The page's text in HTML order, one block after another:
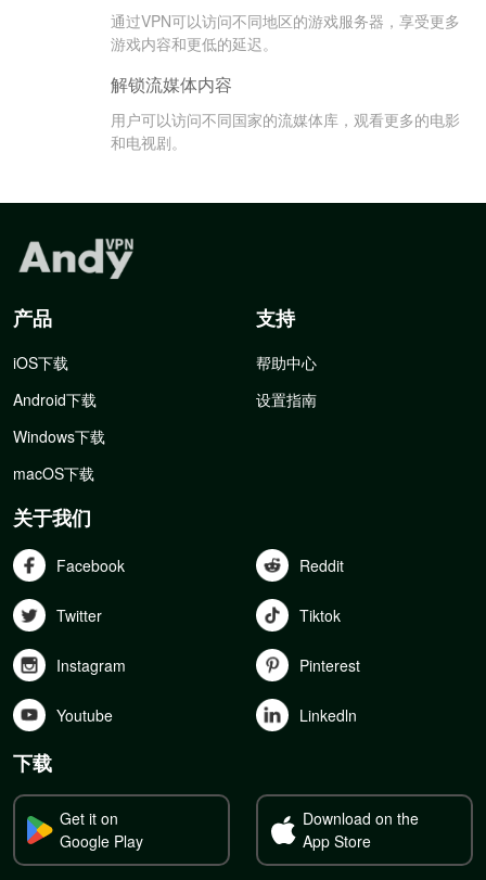
通过VPN可以访问不同地区的游戏服务器，享受更多
游戏内容和更低的延迟。
解锁流媒体内容
用户可以访问不同国家的流媒体库，观看更多的电影
和电视剧。
产品
iOS下载
Android下载
Windows下载
macOS下载
支持
帮助中心
设置指南
关于我们
Facebook Reddit
Twitter Tiktok
Instagram Pinterest
Youtube Linkedln
下载
Get it on
Google Play
Download on the
App Store